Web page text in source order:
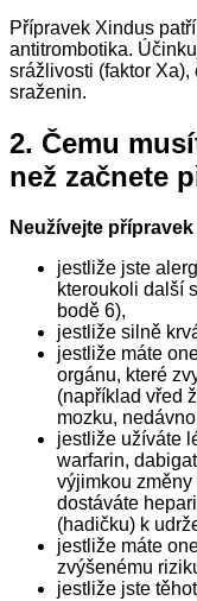
Přípravek Xindus
antitrombotika.
srážlivosti (faktor
sraženin.
2. Čemu
než začnete
Neužívejte
jestliže jste
kteroukoli další
bodě 6),
jestliže silně
jestliže máte
orgánu, které
(například vřed
mozku,
jestliže užíváte
warfarin,
výjimkou
dostáváte
(hadičku) k
jestliže máte
zvýšenému
jestliže jste